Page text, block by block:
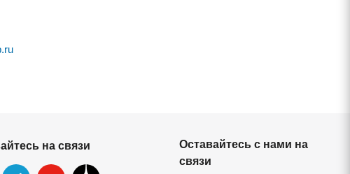
на связи
Оставайтесь с нами на
связи